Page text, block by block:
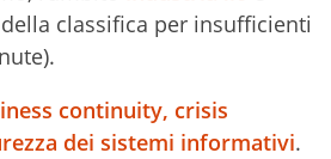
classifica per insufficienti
continuity, crisis
dei sistemi informativi.